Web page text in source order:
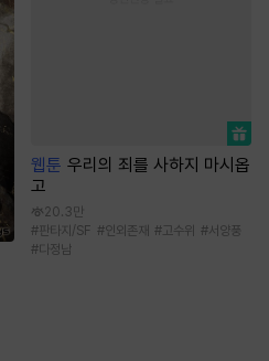
웹툰 우리의 죄를 사하지 마시옵
고
20.3만
#판타지/SF #인외존재 #고수위 #서양풍
#다정남